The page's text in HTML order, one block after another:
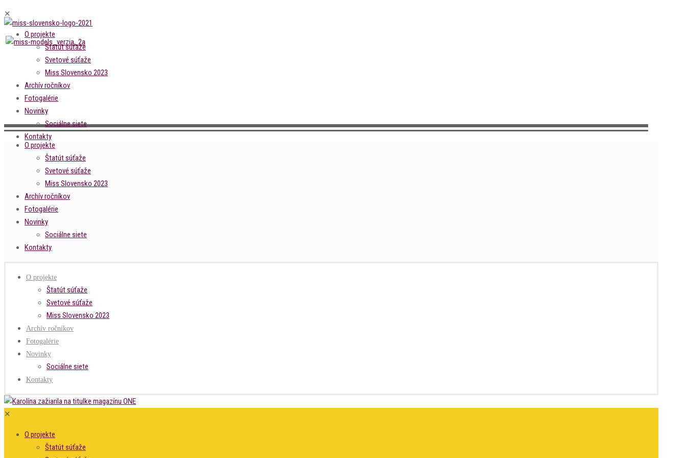
✕
O projekte
Štatút súťaže
Svetové súťaže
Miss Slovensko 2023
Archív ročníkov
Fotogalérie
Novinky
Sociálne siete
Kontakty
O projekte
Štatút súťaže
Svetové súťaže
Miss Slovensko 2023
Archív ročníkov
Fotogalérie
Novinky
Sociálne siete
Kontakty
O projekte
Štatút súťaže
Svetové súťaže
Miss Slovensko 2023
Archív ročníkov
Fotogalérie
Novinky
Sociálne siete
Kontakty
✕
O projekte
Štatút súťaže